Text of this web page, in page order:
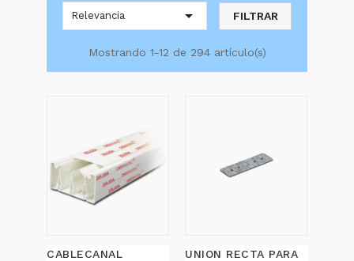
Relevancia  FILTRAR
Mostrando 1-12 de 294 artículo(s)
CABLECANAL
UNION RECTA PARA